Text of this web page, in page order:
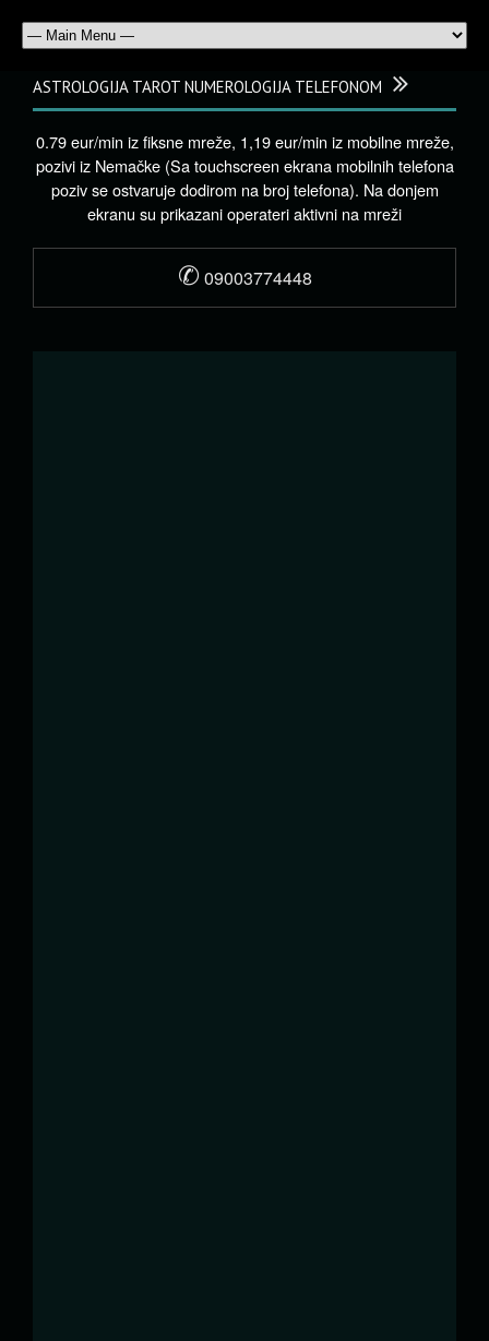
ASTROLOGIJA TAROT NUMEROLOGIJA TELEFONOM
0.79 eur/min iz fiksne mreže, 1,19 eur/min iz mobilne mreže,
pozivi iz Nemačke (Sa touchscreen ekrana mobilnih telefona
poziv se ostvaruje dodirom na broj telefona). Na donjem
ekranu su prikazani operateri aktivni na mreži
✆ 09003774448